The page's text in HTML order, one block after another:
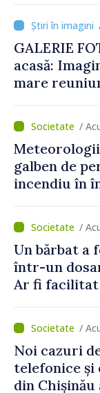
registrului
GALERIE
acasă:
mare
hotare
/
galben de
incendiu în
/
Un bărbat a
într-un
Ar fi
portofele
/
Noi cazuri
telefonice și
din